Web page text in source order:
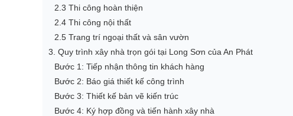
2.3 Thi công hoàn thiện
2.4 Thi công nội thất
2.5 Trang trí ngoại thất và sân vườn
3. Quy trình xây nhà trọn gói tại Long Sơn của An Phát
Bước 1: Tiếp nhận thông tin khách hàng
Bước 2: Báo giá thiết kế công trình
Bước 3: Thiết kế bản vẽ kiến trúc
Bước 4: Ký hợp đồng và tiến hành xây nhà